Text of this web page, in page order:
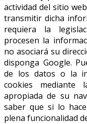
actividad del sitio
transmitir dicha
requiera la
procesen la
no asociará su
disponga Google.
de los datos o la
cookies mediante
apropiada de su
saber que si lo
plena funcionalidad